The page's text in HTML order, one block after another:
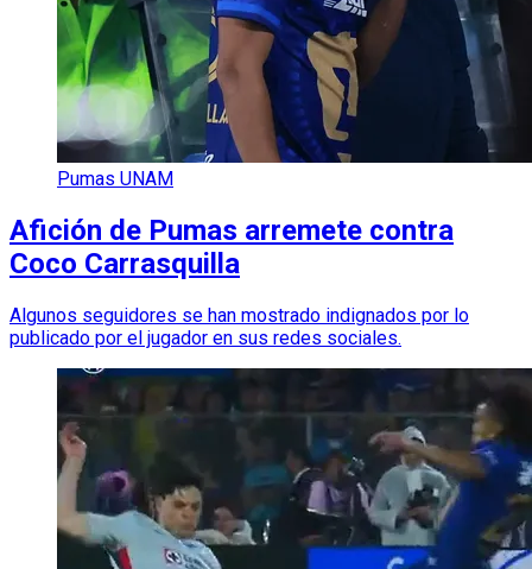
Pumas UNAM
Afición de Pumas arremete contra
Coco Carrasquilla
Algunos seguidores se han mostrado indignados por lo
publicado por el jugador en sus redes sociales.